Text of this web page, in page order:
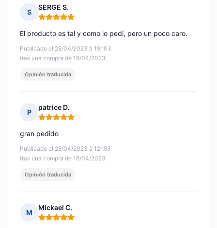
S
SERGE S.
Nota: 5 de 5
Publicado el 28/04/2023 à 19h03
tras una compra de 18/04/2023
El producto es tal y como lo pedí, pero un poco caro.
Opinión traducida
P
patrice D.
Nota: 5 de 5
Publicado el 28/04/2023 à 12h55
tras una compra de 18/04/2023
gran pedido
Opinión traducida
M
Mickael C.
Nota: 5 de 5